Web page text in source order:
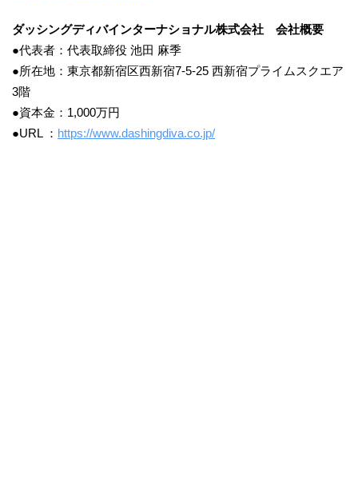
ダッシングディバインターナショナル株式会社 会社概要
●代表者：代表取締役 池田 麻季
●所在地：東京都新宿区西新宿7-5-25 西新宿プライムスクエア
3階
●資本金：1,000万円
●URL ： https://www.dashingdiva.co.jp/